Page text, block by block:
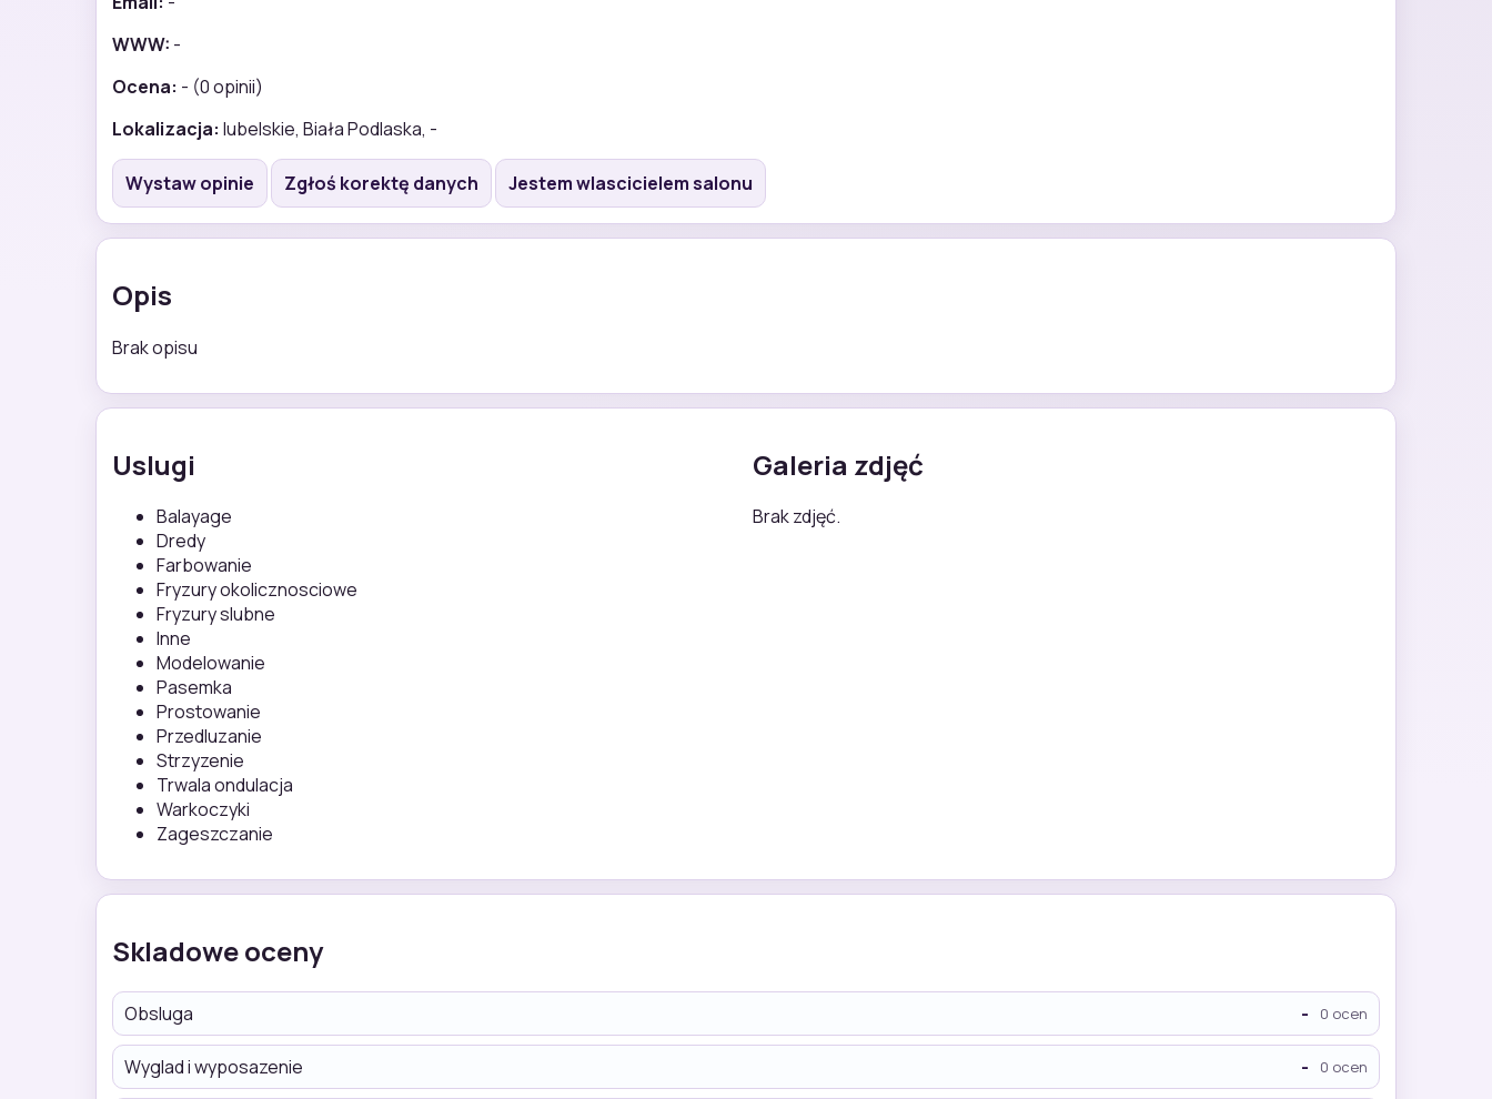
WWW: -
Ocena: - (0 opinii)
Lokalizacja: lubelskie, Biała Podlaska, -
Wystaw opinie Zgłoś korektę danych Jestem wlascicielem salonu
Opis
Brak opisu
Uslugi
Balayage
Dredy
Farbowanie
Fryzury okolicznosciowe
Fryzury slubne
Inne
Modelowanie
Pasemka
Prostowanie
Przedluzanie
Strzyzenie
Trwala ondulacja
Warkoczyki
Zageszczanie
Galeria zdjęć
Brak zdjęć.
Skladowe oceny
Obsluga - 0 ocen
Wyglad i wyposazenie - 0 ocen